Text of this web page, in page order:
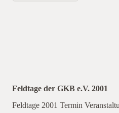
Feldtage der GKB e.V. 2001
Feldtage 2001 Termin